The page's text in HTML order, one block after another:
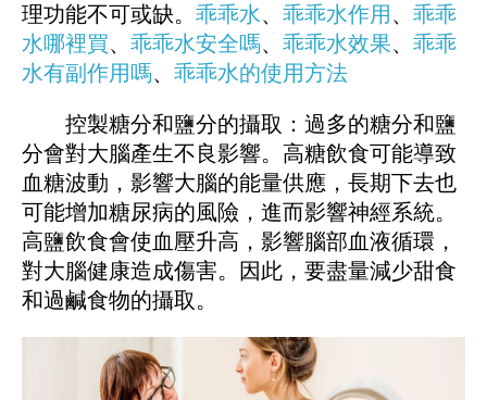
理功能不可或缺。 乖乖水、 乖乖水作用 、 乖乖
水哪裡買、 乖乖水安全嗎、 乖乖水效果、 乖乖
水有副作用嗎、 乖乖水的使用方法
控製糖分和鹽分的攝取：過多的糖分和鹽
分會對大腦產生不良影響。高糖飲食可能導致
血糖波動，影響大腦的能量供應，長期下去也
可能增加糖尿病的風險，進而影響神經系統。
高鹽飲食會使血壓升高，影響腦部血液循環，
對大腦健康造成傷害。因此，要盡量減少甜食
和過鹹食物的攝取。